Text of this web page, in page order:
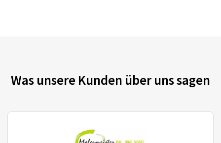
Was unsere Kunden über uns sagen